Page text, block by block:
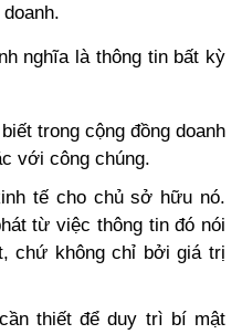
nghĩa là thông tin bất kỳ
trong cộng đồng doanh
với công chúng.
tế cho chủ sở hữu nó.
từ việc thông tin đó nói
chứ không chỉ bởi giá trị
thiết để duy trì bí mật